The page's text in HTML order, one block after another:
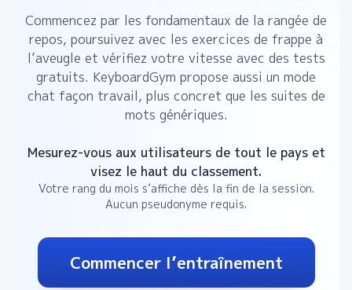
Commencez par les fondamentaux de la rangée de
repos, poursuivez avec les exercices de frappe à
l’aveugle et vérifiez votre vitesse avec des tests
gratuits. KeyboardGym propose aussi un mode
chat façon travail, plus concret que les suites de
mots génériques.
Mesurez-vous aux utilisateurs de tout le pays et
visez le haut du classement.
Votre rang du mois s’affiche dès la fin de la session.
Aucun pseudonyme requis.
Commencer l’entraînement